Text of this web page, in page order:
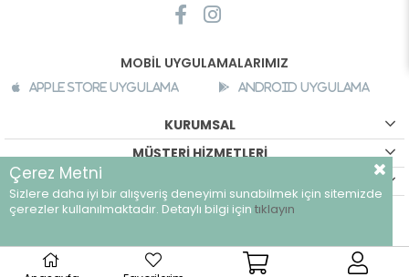
MOBİL UYGULAMALARIMIZ
Apple Store Uygulama Android Uygulama
KURUMSAL
MÜŞTERİ HİZMETLERİ
©breeze.com.tr - Tüm hakları saklıdır.
Çerez Metni
Sizlere daha iyi bir alışveriş deneyimi sunabilmek için sitemizde
çerezler kullanılmaktadır. Detaylı bilgi için tıklayın